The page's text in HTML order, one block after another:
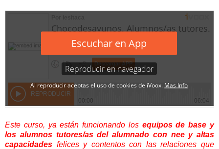
Este curso, ya están funcionando los equipos de base y
los alumnos tutores/as del alumnado con nee y altas
capacidades felices y contentos con las relaciones que